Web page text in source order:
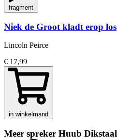
fragment
Niek de Groot kladt erop los
Lincoln Peirce
€ 17,99
in winkelmand
Meer spreker Huub Dikstaal